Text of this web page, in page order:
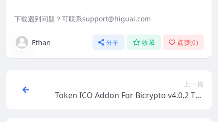
下载遇到问题？可联系support@higuai.com
Ethan 分享 收藏 点赞(0)
上一篇
Token ICO Addon For Bicrypto v4.0.2 Tok